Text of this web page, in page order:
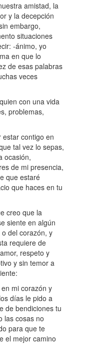
amistad, la
y la decepción
embargo,
situaciones
-ánimo, yo
en que lo
de esas palabras
veces
con una vida
problemas,
estar contigo en
tal vez lo sepas,
ocasión,
de mi presencia,
que estaré
que haces en tu
creo que la
siente en algún
del corazón, y
requiere de
respeto y
y sin temor a
mi corazón y
días le pido a
de bendiciones tu
las cosas no
para que te
el mejor camino